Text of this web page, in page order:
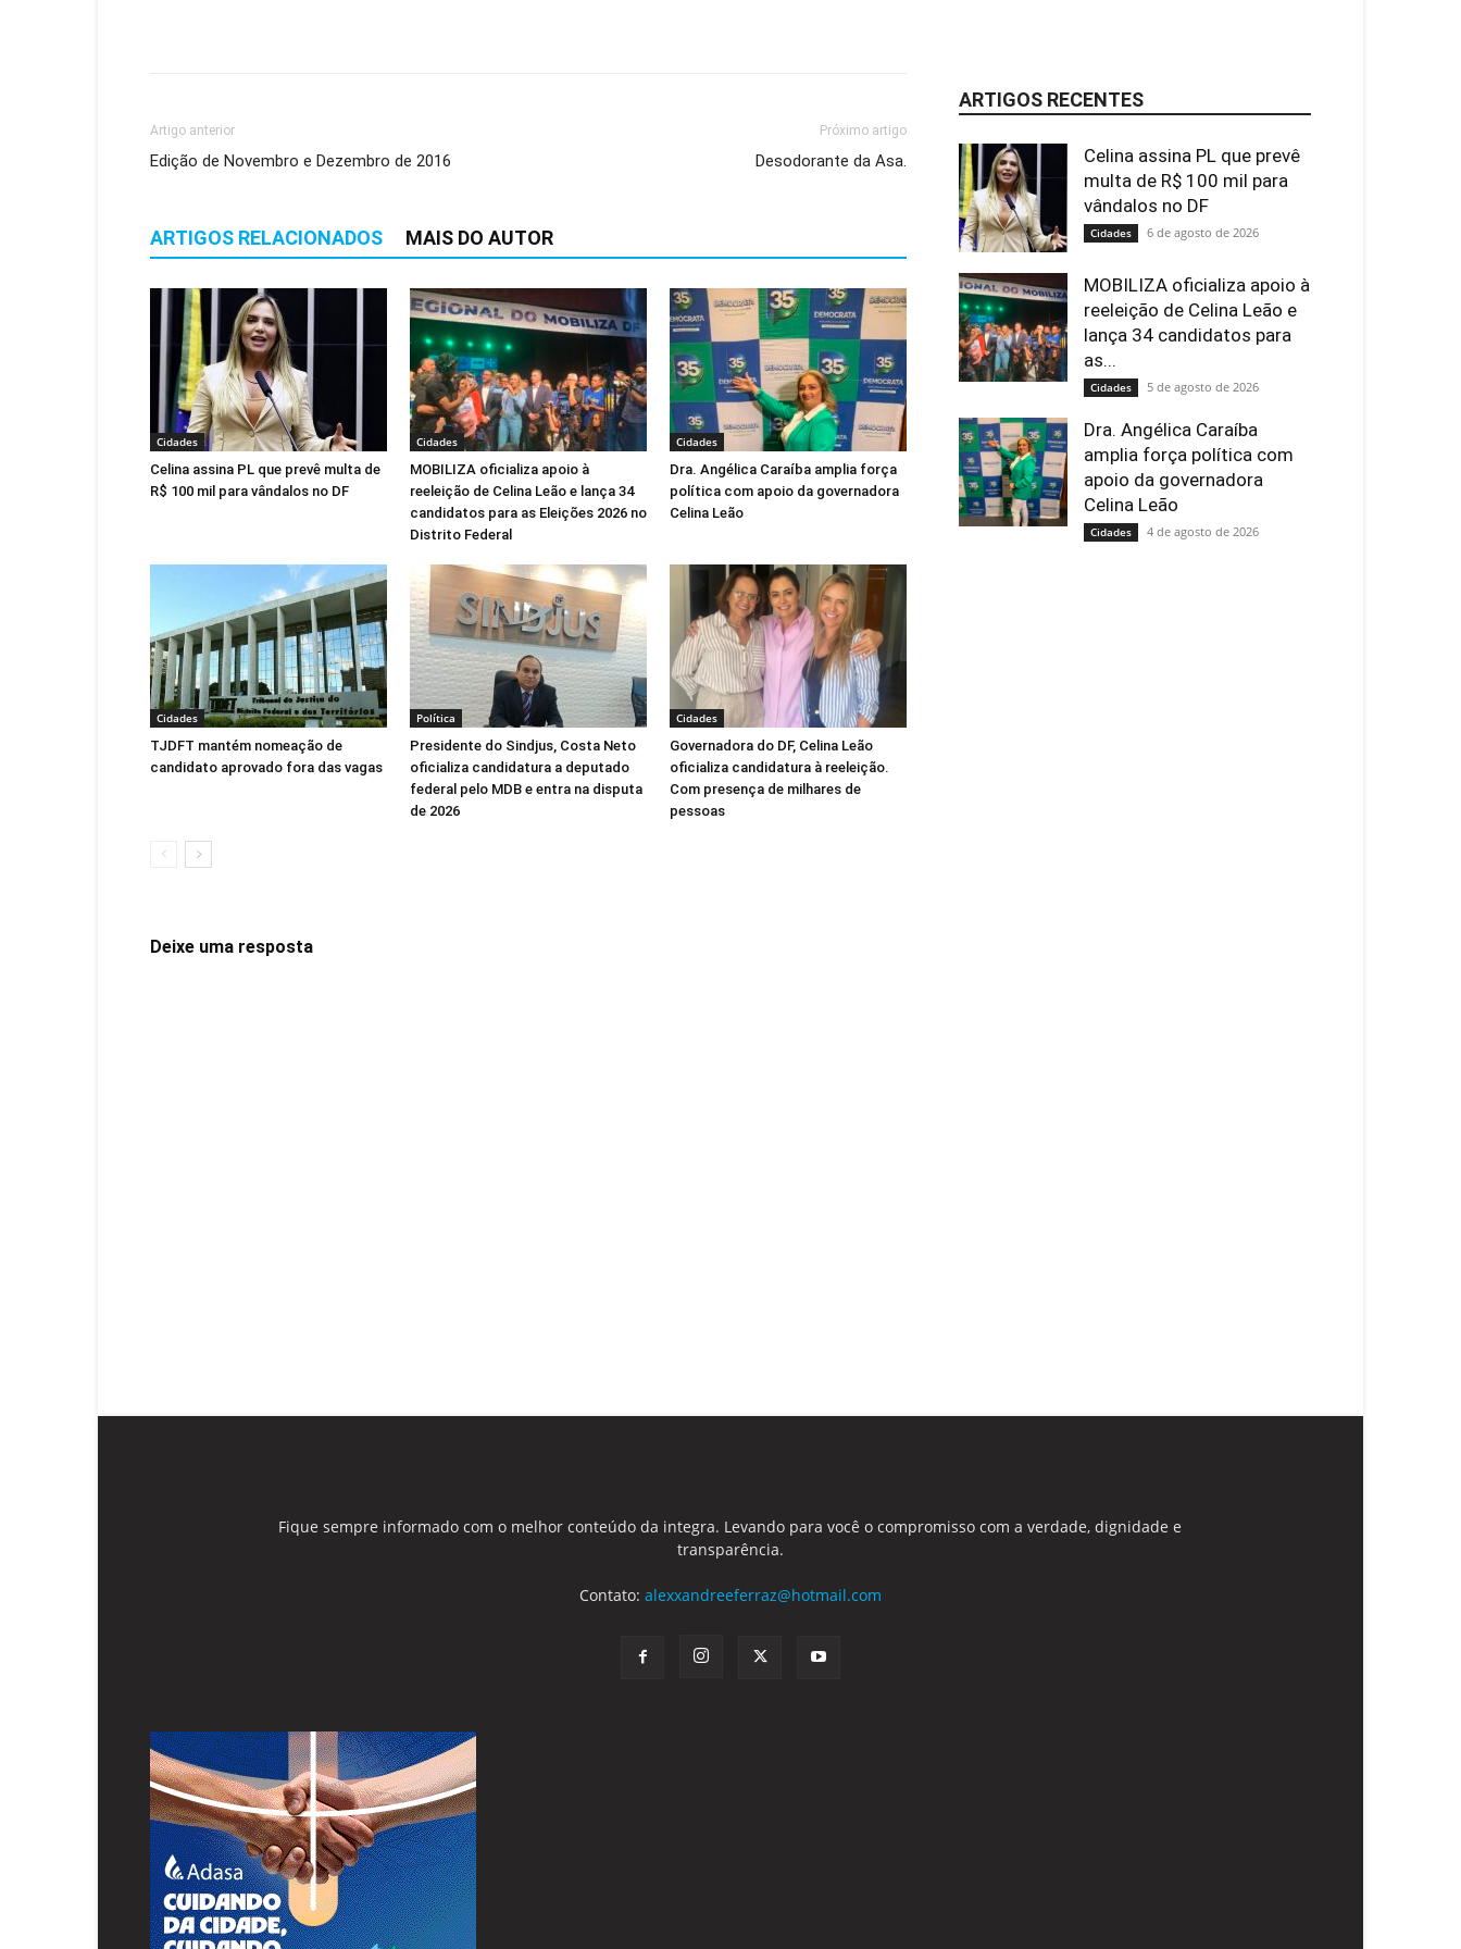
Artigo anterior
Edição de Novembro e Dezembro de 2016
Próximo artigo
Desodorante da Asa.
ARTIGOS RELACIONADOS MAIS DO AUTOR
Cidades
Celina assina PL que prevê multa de
R$ 100 mil para vândalos no DF
Cidades
MOBILIZA oficializa apoio à
reeleição de Celina Leão e lança 34
candidatos para as Eleições 2026 no
Distrito Federal
Cidades
Dra. Angélica Caraíba amplia força
política com apoio da governadora
Celina Leão
Cidades
TJDFT mantém nomeação de
candidato aprovado fora das vagas
Política
Presidente do Sindjus, Costa Neto
oficializa candidatura a deputado
federal pelo MDB e entra na disputa
de 2026
Cidades
Governadora do DF, Celina Leão
oficializa candidatura à reeleição.
Com presença de milhares de
pessoas
Deixe uma resposta
ARTIGOS RECENTES
Celina assina PL que prevê
multa de R$ 100 mil para
vândalos no DF
Cidades 6 de agosto de 2026
MOBILIZA oficializa apoio à
reeleição de Celina Leão e
lança 34 candidatos para
as...
Cidades 5 de agosto de 2026
Dra. Angélica Caraíba
amplia força política com
apoio da governadora
Celina Leão
Cidades 4 de agosto de 2026
Fique sempre informado com o melhor conteúdo da integra. Levando para você o compromisso com a verdade, dignidade e
transparência.
Contato: alexxandreeferraz@hotmail.com